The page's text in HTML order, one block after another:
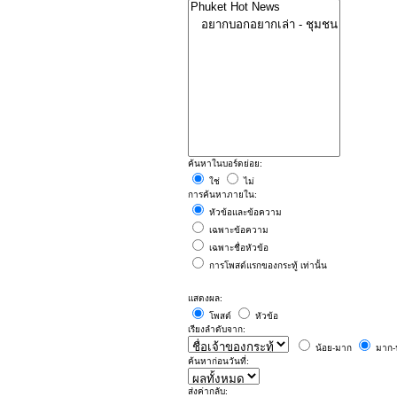
ค้นหาในบอร์ดย่อย:
ใช่
ไม่
การค้นหาภายใน:
หัวข้อและข้อความ
เฉพาะข้อความ
เฉพาะชื่อหัวข้อ
การโพสต์แรกของกระทู้ เท่านั้น
แสดงผล:
โพสต์
หัวข้อ
เรียงลำดับจาก:
น้อย-มาก
มาก
ค้นหาก่อนวันที่:
ส่งค่ากลับ: